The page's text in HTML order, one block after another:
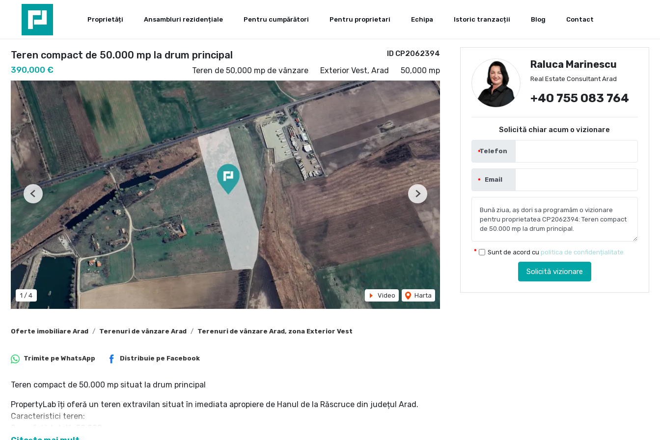
Proprietăți Ansambluri rezidențiale Pentru cumpărători Pentru proprietari Echipa Istoric tranzacții Blog Contact
ID CP2062394
Teren compact de 50.000 mp la drum principal
390,000 € Teren de 50,000 mp de vânzare Exterior Vest, Arad 50,000 mp
1 / 4 Video Harta
Previous Next
Oferte imobiliare Arad Terenuri de vânzare Arad Terenuri de vânzare Arad, zona Exterior Vest
Trimite pe WhatsApp Distribuie pe Facebook
Teren compact de 50.000 mp situat la drum principal
PropertyLab îți oferă un teren extravilan situat în imediata apropiere de Hanul de la Răscruce din județul Arad.
Caracteristici teren:
Raluca Marinescu
Real Estate Consultant Arad
+40 755 083 764
Solicită chiar acum o vizionare
Telefon
Email
Sunt de acord cu politica de confidențialitate
Solicită vizionare